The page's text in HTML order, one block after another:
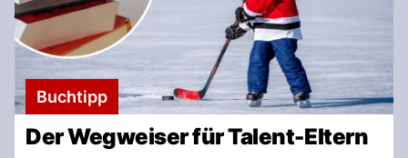
Buchtipp
Der Wegweiser für Talent-Eltern